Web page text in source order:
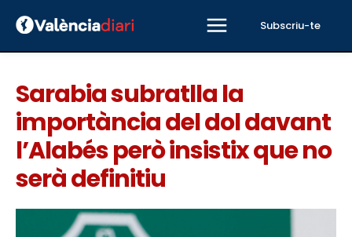
Subscriu-te
Sarabia subratlla la
importància del dol davant
l’Alabés però insistix que no
serà definitiu